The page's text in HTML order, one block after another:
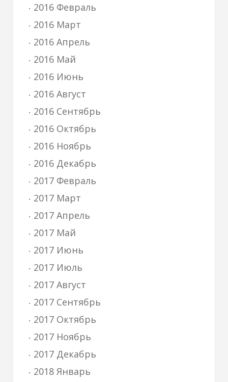
2016 Февраль
2016 Март
2016 Апрель
2016 Май
2016 Июнь
2016 Август
2016 Сентябрь
2016 Октябрь
2016 Ноябрь
2016 Декабрь
2017 Февраль
2017 Март
2017 Апрель
2017 Май
2017 Июнь
2017 Июль
2017 Август
2017 Сентябрь
2017 Октябрь
2017 Ноябрь
2017 Декабрь
2018 Январь